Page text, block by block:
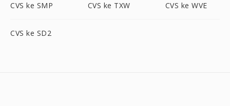
CVS ke SMP CVS ke TXW CVS ke WVE
CVS ke SD2